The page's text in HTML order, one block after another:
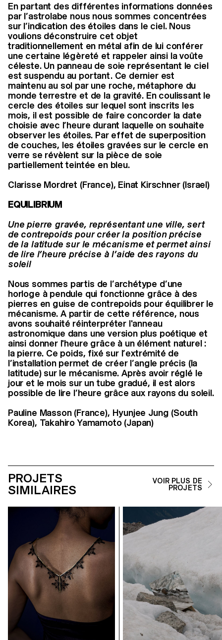
En partant des différentes informations données
par l’astrolabe nous nous sommes concentrées
sur l’indication des étoiles dans le ciel. Nous
voulions déconstruire cet objet
traditionnellement en métal afin de lui conférer
une certaine légèreté et rappeler ainsi la voûte
céleste. Un panneau de soie représentant le ciel
est suspendu au portant. Ce dernier est
maintenu au sol par une roche, métaphore du
monde terrestre et de la gravité. En coulissant le
cercle des étoiles sur lequel sont inscrits les
mois, il est possible de faire concorder la date
choisie avec l’heure durant laquelle on souhaite
observer les étoiles. Par effet de superposition
de couches, les étoiles gravées sur le cercle en
verre se révèlent sur la pièce de soie
partiellement teintée en bleu.
Clarisse Mordret (France), Einat Kirschner (Israel)
EQUILIBRIUM
Une pierre gravée, représentant une ville, sert
de contrepoids pour créer la position précise
de la latitude sur le mécanisme et permet ainsi
de lire l’heure précise à l’aide des rayons du
soleil
Nous sommes partis de l’archétype d’une
horloge à pendule qui fonctionne grâce à des
pierres en guise de contrepoids pour équilibrer le
mécanisme. A partir de cette référence, nous
avons souhaité réinterpréter l'anneau
astronomique dans une version plus poétique et
ainsi donner l'heure grâce à un élément naturel :
la pierre. Ce poids, fixé sur l’extrémité de
l’installation permet de créer l’angle précis (la
latitude) sur le mécanisme. Après avoir réglé le
jour et le mois sur un tube gradué, il est alors
possible de lire l’heure grâce aux rayons du soleil.
Pauline Masson (France), Hyunjee Jung (South
Korea), Takahiro Yamamoto (Japan)
PROJETS
SIMILAIRES
VOIR PLUS DE
PROJETS